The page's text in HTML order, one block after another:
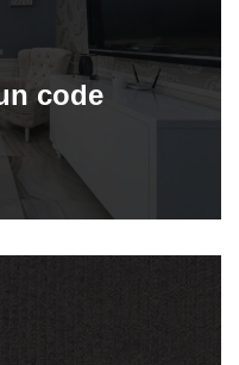
code